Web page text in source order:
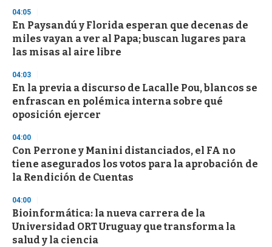
04:05
En Paysandú y Florida esperan que decenas de
miles vayan a ver al Papa; buscan lugares para
las misas al aire libre
04:03
En la previa a discurso de Lacalle Pou, blancos se
enfrascan en polémica interna sobre qué
oposición ejercer
04:00
Con Perrone y Manini distanciados, el FA no
tiene asegurados los votos para la aprobación de
la Rendición de Cuentas
04:00
Bioinformática: la nueva carrera de la
Universidad ORT Uruguay que transforma la
salud y la ciencia